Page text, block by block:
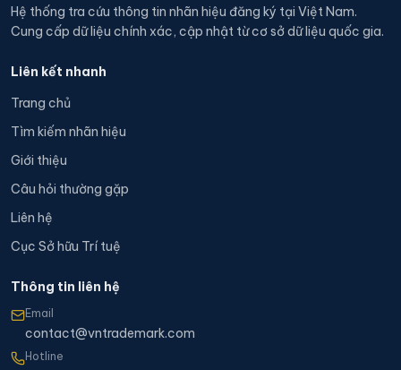
Hệ thống tra cứu thông tin nhãn hiệu đăng ký tại Việt Nam.
Cung cấp dữ liệu chính xác, cập nhật từ cơ sở dữ liệu quốc gia.
Liên kết nhanh
Trang chủ
Tìm kiếm nhãn hiệu
Giới thiệu
Câu hỏi thường gặp
Liên hệ
Cục Sở hữu Trí tuệ
Thông tin liên hệ
Email
contact@vntrademark.com
Hotline